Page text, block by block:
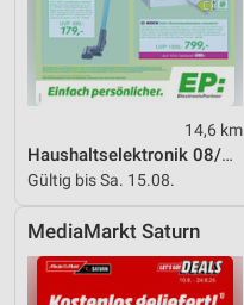
14,6 km
Haushaltselektronik 08/2026
Gültig bis Sa. 15.08.
MediaMarkt Saturn